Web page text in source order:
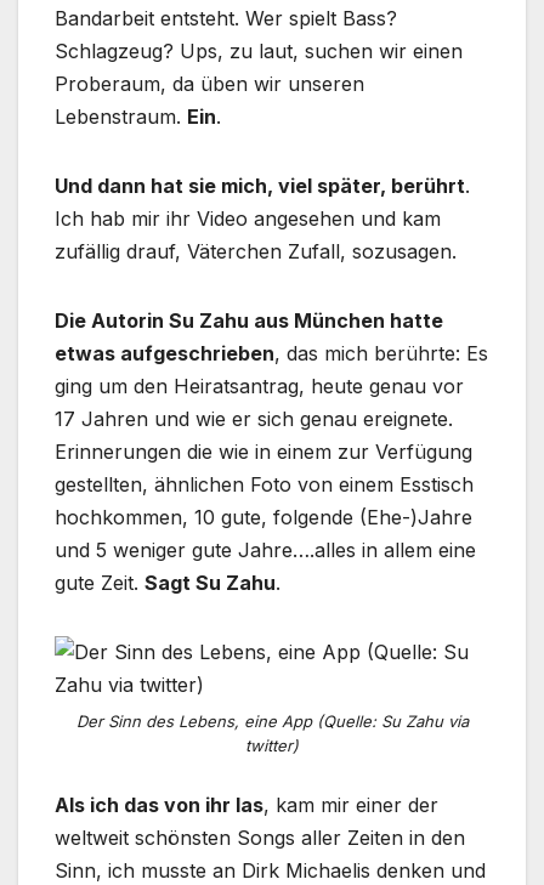
Bandarbeit entsteht. Wer spielt Bass?
Schlagzeug? Ups, zu laut, suchen wir einen
Proberaum, da üben wir unseren
Lebenstraum. Ein.
Und dann hat sie mich, viel später, berührt.
Ich hab mir ihr Video angesehen und kam
zufällig drauf, Väterchen Zufall, sozusagen.
Die Autorin Su Zahu aus München hatte
etwas aufgeschrieben, das mich berührte: Es
ging um den Heiratsantrag, heute genau vor
17 Jahren und wie er sich genau ereignete.
Erinnerungen die wie in einem zur Verfügung
gestellten, ähnlichen Foto von einem Esstisch
hochkommen, 10 gute, folgende (Ehe-)Jahre
und 5 weniger gute Jahre….alles in allem eine
gute Zeit. Sagt Su Zahu.
Der Sinn des Lebens, eine App (Quelle: Su Zahu via
twitter)
Als ich das von ihr las, kam mir einer der
weltweit schönsten Songs aller Zeiten in den
Sinn, ich musste an Dirk Michaelis denken und